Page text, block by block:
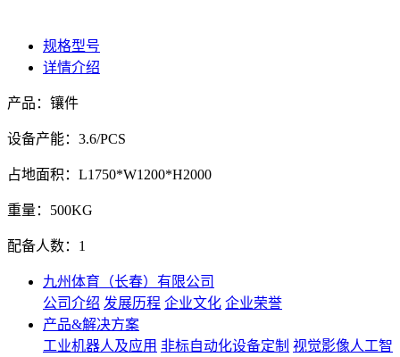
规格型号
详情介绍
产品：镶件
设备产能：3.6/PCS
占地面积：L1750*W1200*H2000
重量：500KG
配备人数：1
九州体育（长春）有限公司
公司介绍 发展历程 企业文化 企业荣誉
产品&解决方案
工业机器人及应用 非标自动化设备定制 视觉影像人工智